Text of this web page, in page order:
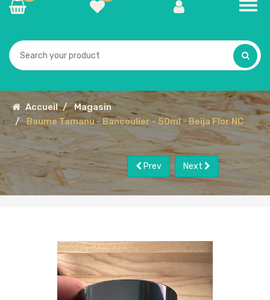
Accueil
Magasin
Baume Tamanu - Bancoulier - 50ml - Beija Flor NC
Prev Next